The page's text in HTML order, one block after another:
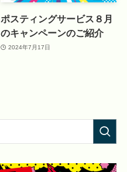
ポスティングサービス８月
のキャンペーンのご紹介
2024年7月17日